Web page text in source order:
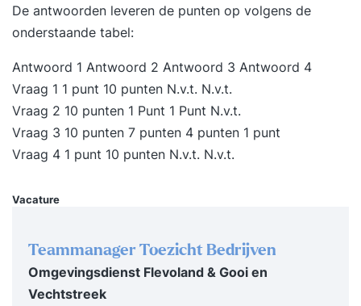
cursus of aan de slag kunt gaan met gevorderde
stof, certificaten kan verdienen & meer
De antwoorden leveren de punten op volgens de
onderstaande tabel:
Antwoord 1 Antwoord 2 Antwoord 3 Antwoord 4
Vraag 1 1 punt 10 punten N.v.t. N.v.t.
Vraag 2 10 punten 1 Punt 1 Punt N.v.t.
Vraag 3 10 punten 7 punten 4 punten 1 punt
Vraag 4 1 punt 10 punten N.v.t. N.v.t.
Vacature
Teammanager Toezicht Bedrijven
Omgevingsdienst Flevoland & Gooi en
Vechtstreek